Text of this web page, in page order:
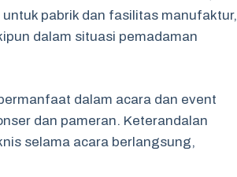
pabrik dan fasilitas manufaktur,
dalam situasi pemadaman
dalam acara dan event
dan pameran. Keterandalan
selama acara berlangsung,